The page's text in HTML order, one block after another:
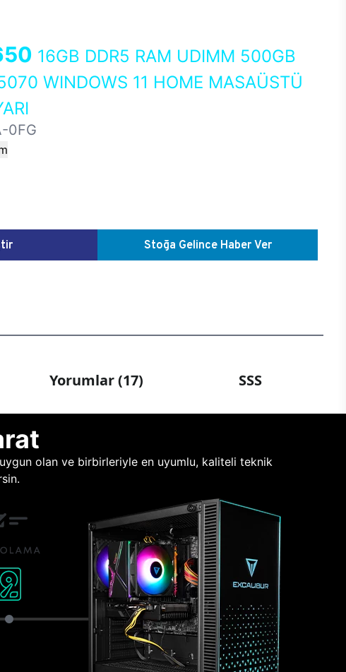
16GB DDR5 RAM UDIMM 500GB
WINDOWS 11 HOME MASAÜSTÜ
0FG
Stoğa Gelince Haber Ver
Yorumlar (17) SSS
olan ve birbirleriyle en uyumlu, kaliteli teknik